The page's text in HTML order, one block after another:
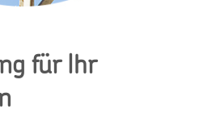
für Ihr